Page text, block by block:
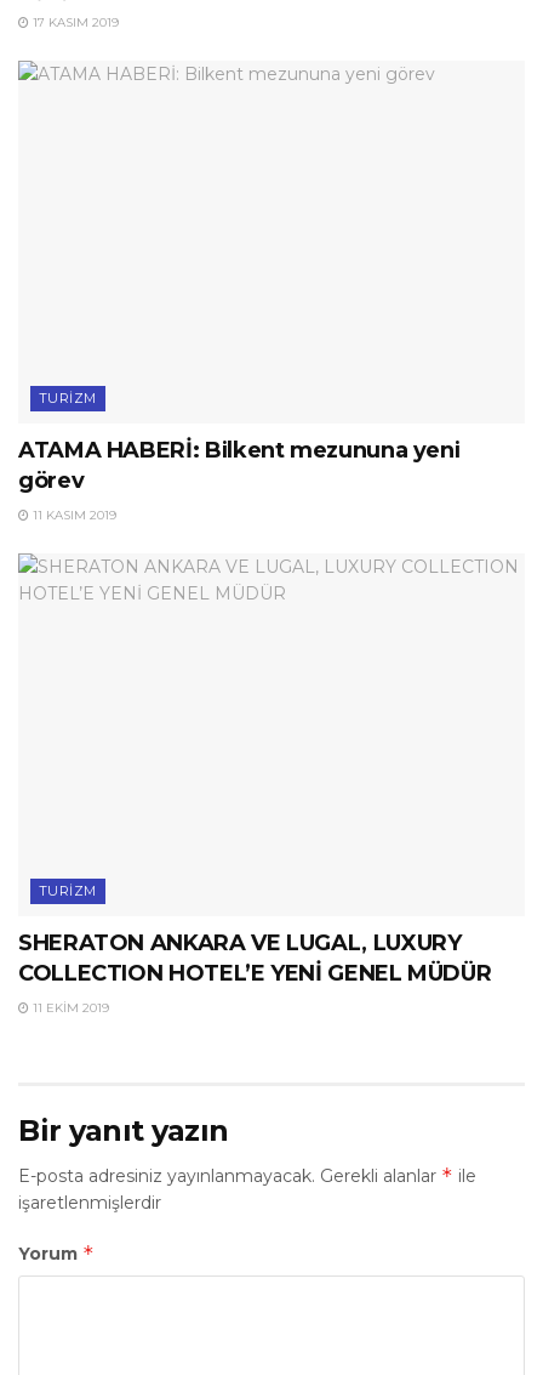
17 KASIM 2019
TURIZM
ATAMA HABERİ: Bilkent mezununa yeni
görev
11 KASIM 2019
TURIZM
SHERATON ANKARA VE LUGAL, LUXURY
COLLECTION HOTEL’E YENİ GENEL MÜDÜR
11 EKIM 2019
Bir yanıt yazın
E-posta adresiniz yayınlanmayacak. Gerekli alanlar * ile
işaretlenmişlerdir
Yorum *